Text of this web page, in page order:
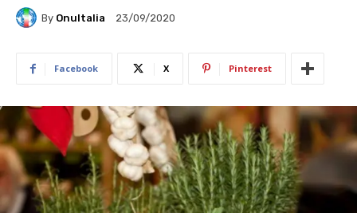
By OnuItalia 23/09/2020
Facebook X Pinterest